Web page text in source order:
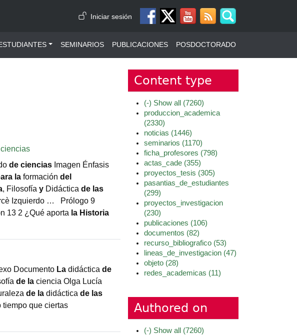
Menú de cuenta de usuario
Iniciar sesión
SEMINARIOS PUBLICACIONES POSDOCTORADO
de ciencias Imagen Énfasis
la formación del
, Filosofía y Didáctica de las
Izquierdo … Prólogo 9
13 2 ¿Qué aporta la Historia
Documento La didáctica de
de la ciencia Olga Lucía
de la didáctica de las
tiempo que ciertas
Content type
(-) Show all
(7260)
produccion_academica
(2330)
noticias (1446)
seminarios (1170)
ficha_profesores (798)
actas_cade (355)
proyectos_tesis (305)
pasantias_de_estudiantes
(299)
proyectos_investigacion
(230)
publicaciones (106)
documentos (82)
recurso_bibliografico (53)
lineas_de_investigacion (47)
objeto (28)
redes_academicas (11)
Authored on
(-) Show all
(7260)